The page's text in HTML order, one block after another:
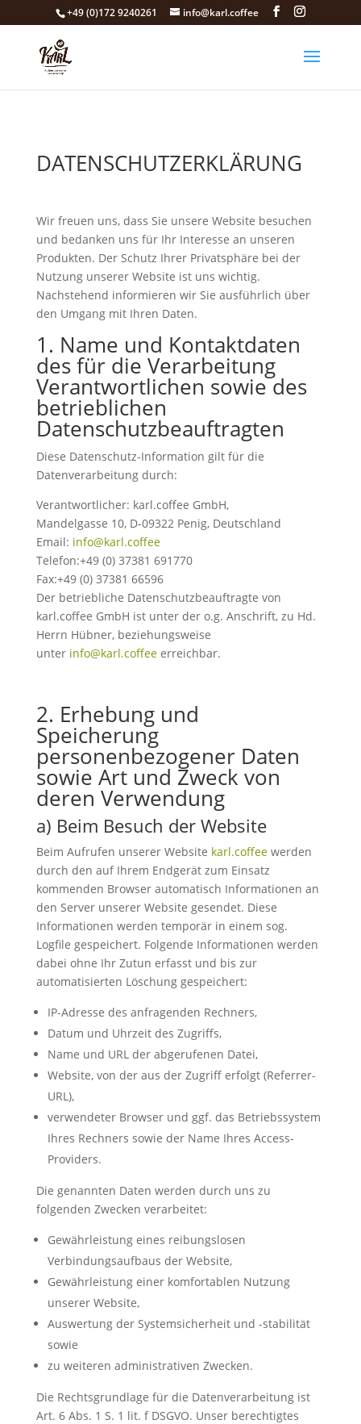
+49 (0)172 9240261 info@karl.coffee
DATENSCHUTZERKLÄRUNG
Wir freuen uns, dass Sie unsere Website besuchen
und bedanken uns für Ihr Interesse an unseren
Produkten. Der Schutz Ihrer Privatsphäre bei der
Nutzung unserer Website ist uns wichtig.
Nachstehend informieren wir Sie ausführlich über
den Umgang mit Ihren Daten.
1. Name und Kontaktdaten
des für die Verarbeitung
Verantwortlichen sowie des
betrieblichen
Datenschutzbeauftragten
Diese Datenschutz-Information gilt für die
Datenverarbeitung durch:
Verantwortlicher: karl.coffee GmbH,
Mandelgasse 10, D-09322 Penig, Deutschland
Email: info@karl.coffee
Telefon:+49 (0) 37381 691770
Fax:+49 (0) 37381 66596
Der betriebliche Datenschutzbeauftragte von
karl.coffee GmbH ist unter der o.g. Anschrift, zu Hd.
Herrn Hübner, beziehungsweise
unter info@karl.coffeeerreichbar.
2. Erhebung und
Speicherung
personenbezogener Daten
sowie Art und Zweck von
deren Verwendung
a) Beim Besuch der Website
Beim Aufrufen unserer Website karl.coffeewerden
durch den auf Ihrem Endgerät zum Einsatz
kommenden Browser automatisch Informationen an
den Server unserer Website gesendet. Diese
Informationen werden temporär in einem sog.
Logfile gespeichert. Folgende Informationen werden
dabei ohne Ihr Zutun erfasst und bis zur
automatisierten Löschung gespeichert:
IP-Adresse des anfragenden Rechners,
Datum und Uhrzeit des Zugriffs,
Name und URL der abgerufenen Datei,
Website, von der aus der Zugriff erfolgt (Referrer-
URL),
verwendeter Browser und ggf. das Betriebssystem
Ihres Rechners sowie der Name Ihres Access-
Providers.
Die genannten Daten werden durch uns zu
folgenden Zwecken verarbeitet:
Gewährleistung eines reibungslosen
Verbindungsaufbaus der Website,
Gewährleistung einer komfortablen Nutzung
unserer Website,
Auswertung der Systemsicherheit und -stabilität
sowie
zu weiteren administrativen Zwecken.
Die Rechtsgrundlage für die Datenverarbeitung ist
Art. 6 Abs. 1 S. 1 lit. f DSGVO. Unser berechtigtes